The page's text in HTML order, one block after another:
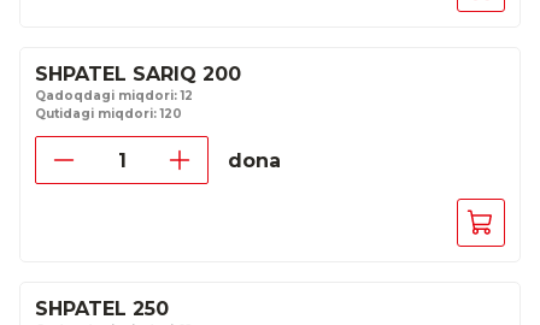
SHPATEL SARIQ 200
Qadoqdagi miqdori: 12
Qutidagi miqdori: 120
dona
SHPATEL 250